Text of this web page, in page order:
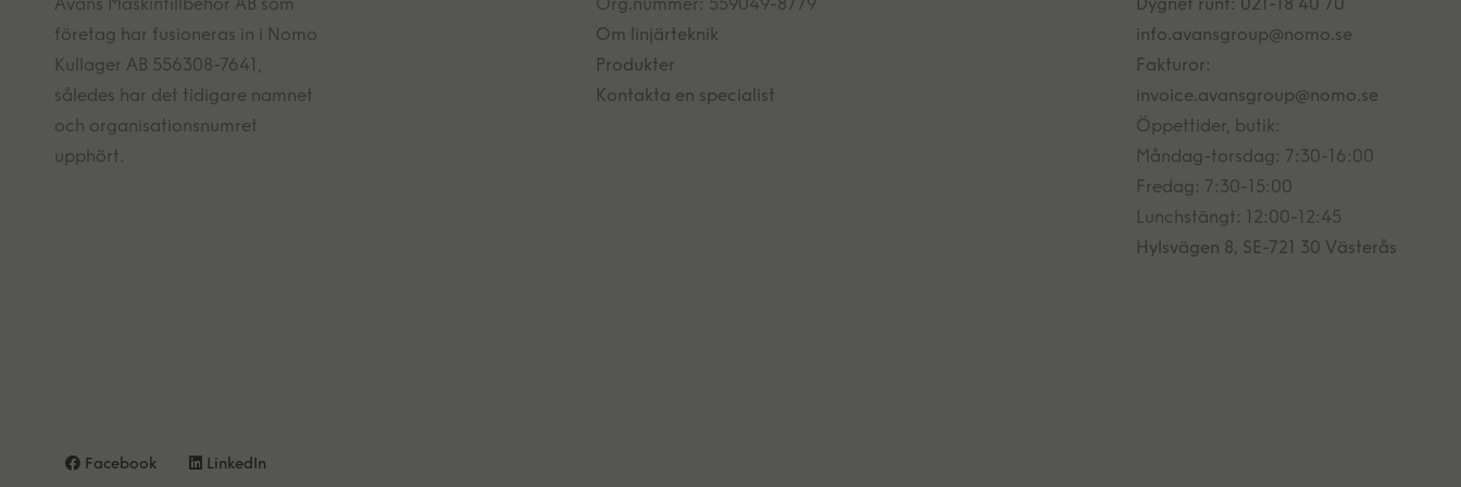
Avans Maskintillbehör AB som
företag har fusioneras in i Nomo
Kullager AB 556308-7641,
således har det tidigare namnet
och organisationsnumret
upphört.
Org.nummer: 559049-8779
Om linjärteknik
Produkter
Kontakta en specialist
Dygnet runt: 021-18 40 70
info.avansgroup@nomo.se
Fakturor:
invoice.avansgroup@nomo.se
Öppettider, butik:
Måndag-torsdag: 7:30-16:00
Fredag: 7:30-15:00
Lunchstängt: 12:00-12:45
Hylsvägen 8, SE-721 30 Västerås
Facebook LinkedIn